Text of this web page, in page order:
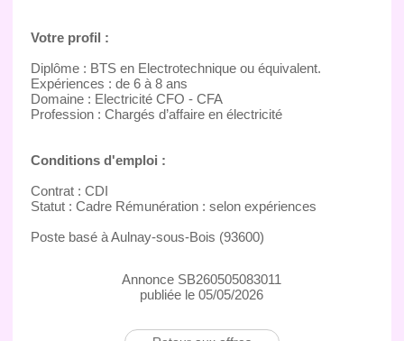
Votre profil :
Diplôme : BTS en Electrotechnique ou équivalent.
Expériences : de 6 à 8 ans
Domaine : Electricité CFO - CFA
Profession : Chargés d’affaire en électricité
Conditions d'emploi :
Contrat : CDI
Statut : Cadre Rémunération : selon expériences
Poste basé à Aulnay-sous-Bois (93600)
Annonce SB260505083011
publiée le 05/05/2026